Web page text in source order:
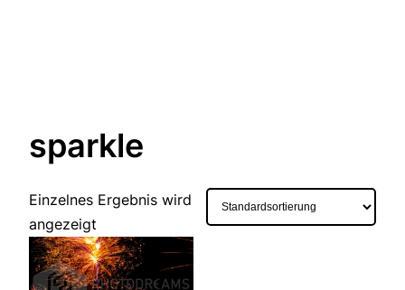
sparkle
Einzelnes Ergebnis wird
angezeigt